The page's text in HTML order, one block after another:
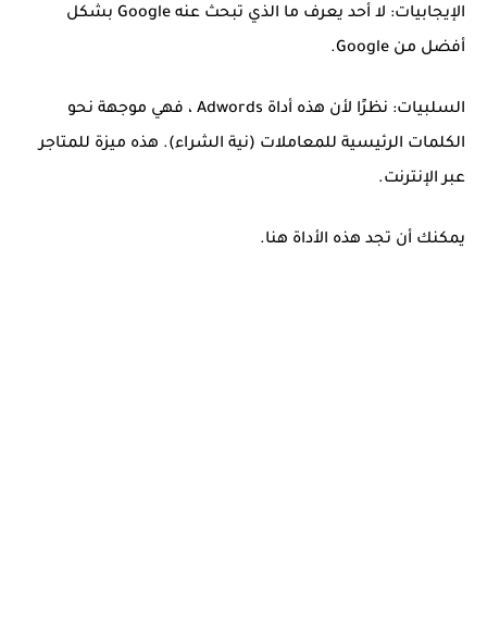
الإيجابيات: لا أحد يعرف ما الذي تبحث عنه Google بشكل
أفضل من Google.
السلبيات: نظرًا لأن هذه أداة Adwords ، فهي موجهة نحو
الكلمات الرئيسية للمعاملات (نية الشراء). هذه ميزة للمتاجر
عبر الإنترنت.
يمكنك أن تجد هذه الأداة هنا.